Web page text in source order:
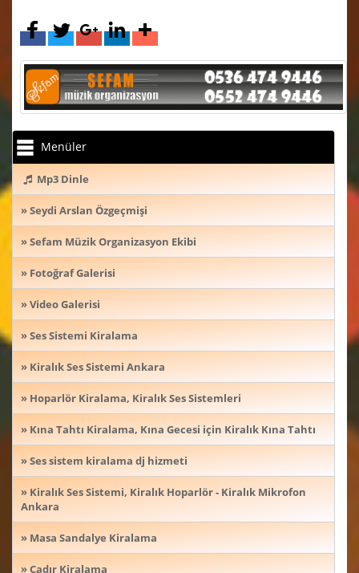
Menüler
Mp3 Dinle
» Seydi Arslan Özgeçmişi
» Sefam Müzik Organizasyon Ekibi
» Fotoğraf Galerisi
» Video Galerisi
» Ses Sistemi Kiralama
» Kiralık Ses Sistemi Ankara
» Hoparlör Kiralama, Kiralık Ses Sistemleri
» Kına Tahtı Kiralama, Kına Gecesi için Kiralık Kına Tahtı
» Ses sistem kiralama dj hizmeti
» Kiralık Ses Sistemi, Kiralık Hoparlör - Kiralık Mikrofon
Ankara
» Masa Sandalye Kiralama
» Çadır Kiralama